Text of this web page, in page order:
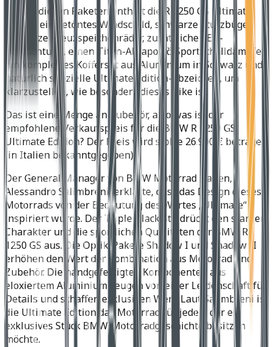
Neben diesen Paketen enthält die R 1250 GS Ultimate
Edition ein getöntes Windschild, schwarze Sturzbügel,
schwarze Kreuzspeichenräder, zusätzliche LED-
Beleuchtung, einen Titan-Akrapovič-Sportschalldämpfer,
ein komplettes Kofferset aus Aluminium in Schwarz und
natürlich spezielle Ultimate Edition-Abzeichen, um
klarzustellen, wie besonders dieses Bike ist.
Das ist eine Menge an Zubehör, also was ist der
empfohlene Verkaufspreis für die BMW R 1250 GS
Ultimate Edition? Der Preis wird stolze 26.900 € betragen
(in Italien bekanntgegeben).
Der General Manager von BMW Motorrad Italien,
Alessandro Salimbreni, erklärte, dass das Design dieses
Motorrads von der Bedeutung des Wortes „Ultimate“
inspiriert wurde. Der Triple Black Stil drückt den starken
Charakter und die sportlichen Qualitäten der BMW R
1250 GS aus. Die Optik-Pakete Shadow I und Shadow II
erhöhen den Wert der Kombination aus Motorrad und
Zubehör. Die handgefertigten Komponenten aus
eloxiertem Aluminium zeugen von einer Leidenschaft für
Details und schaffen exklusiven Wert. Laut Salimbreni ist
die Ultimate Edition das Motorrad für jeden, der ein
exklusives Stück BMW-Motorradgeschichte besitzen
möchte.